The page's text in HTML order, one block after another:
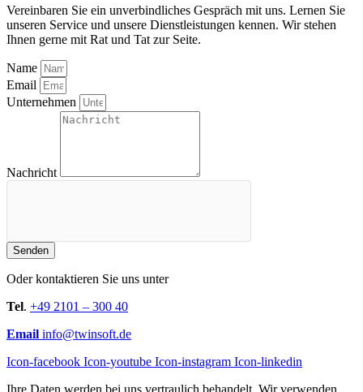
Vereinbaren Sie ein unverbindliches Gespräch mit uns. Lernen Sie
unseren Service und unsere Dienstleistungen kennen. Wir stehen
Ihnen gerne mit Rat und Tat zur Seite.
Name
Email
Unternehmen
Nachricht
Senden
Oder kontaktieren Sie uns unter
Tel. +49 2101 – 300 40
Email info@twinsoft.de
Icon-facebook Icon-youtube Icon-instagram Icon-linkedin
Ihre Daten werden bei uns vertraulich behandelt. Wir verwenden